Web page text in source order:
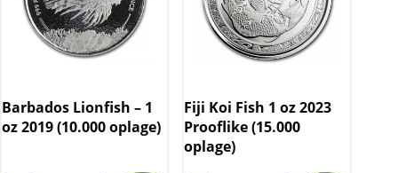
Barbados Lionfish – 1
oz 2019 (10.000 oplage)
Fiji Koi Fish 1 oz 2023
Prooflike (15.000
oplage)